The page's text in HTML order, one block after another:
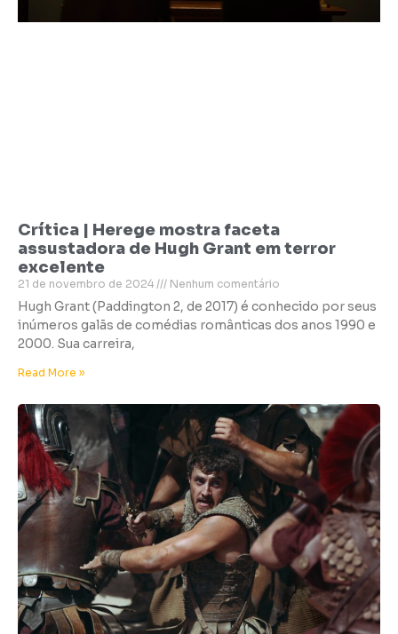
Crítica | Herege mostra faceta
assustadora de Hugh Grant em terror
excelente
21 de novembro de 2024 Nenhum comentário
Hugh Grant (Paddington 2, de 2017) é conhecido por seus
inúmeros galãs de comédias românticas dos anos 1990 e
2000. Sua carreira,
Read More »